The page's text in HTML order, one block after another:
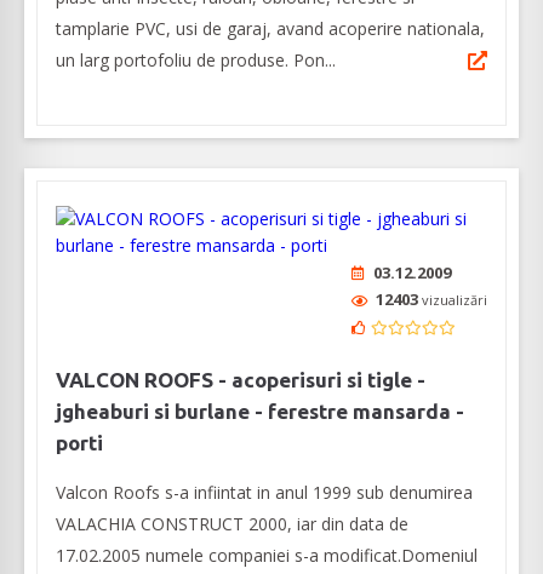
tamplarie PVC, usi de garaj, avand acoperire nationala,
un larg portofoliu de produse. Pon...
03.12.2009
12403 vizualizări
VALCON ROOFS - acoperisuri si tigle -
jgheaburi si burlane - ferestre mansarda -
porti
Valcon Roofs s-a infiintat in anul 1999 sub denumirea
VALACHIA CONSTRUCT 2000, iar din data de
17.02.2005 numele companiei s-a modificat.Domeniul